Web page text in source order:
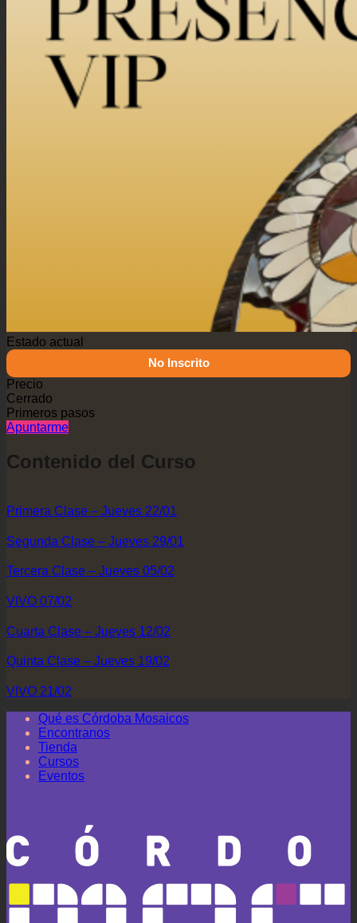
Estado actual
No Inscrito
Precio
Cerrado
Primeros pasos
Apuntarme
Contenido del Curso
Primera Clase – Jueves 22/01
Segunda Clase – Jueves 29/01
Tercera Clase – Jueves 05/02
VIVO 07/02
Cuarta Clase – Jueves 12/02
Quinta Clase – Jueves 19/02
VIVO 21/02
Qué es Córdoba Mosaicos
Encontranos
Tienda
Cursos
Eventos